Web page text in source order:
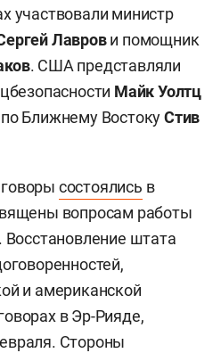
участвовали министр
Лаврови помощник
. США представляли
Майк Уолтц
Ближнему ВостокуСтив
состоялись в
вопросам работы
Восстановление штата
и американской
в Эр-Рияде,
Стороны